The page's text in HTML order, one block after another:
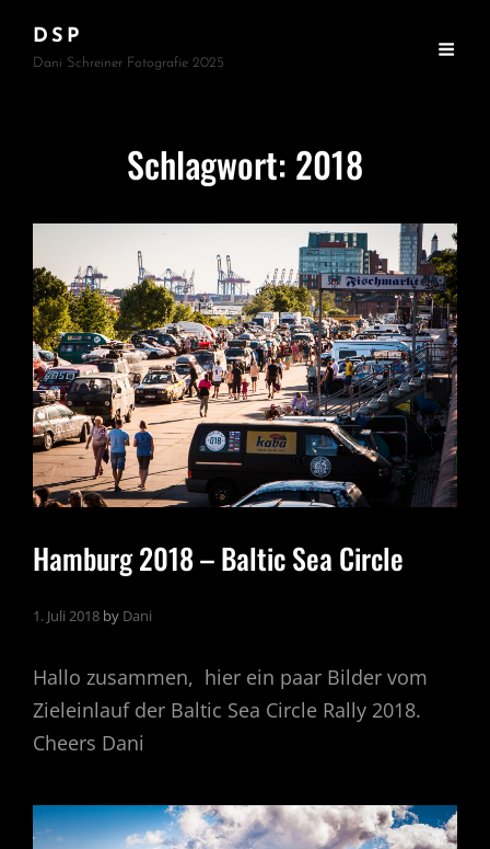
DSP
Dani Schreiner Fotografie 2025
Schlagwort: 2018
Hamburg 2018 – Baltic Sea Circle
1. Juli 2018 by Dani
Hallo zusammen, hier ein paar Bilder vom
Zieleinlauf der Baltic Sea Circle Rally 2018.
Cheers Dani